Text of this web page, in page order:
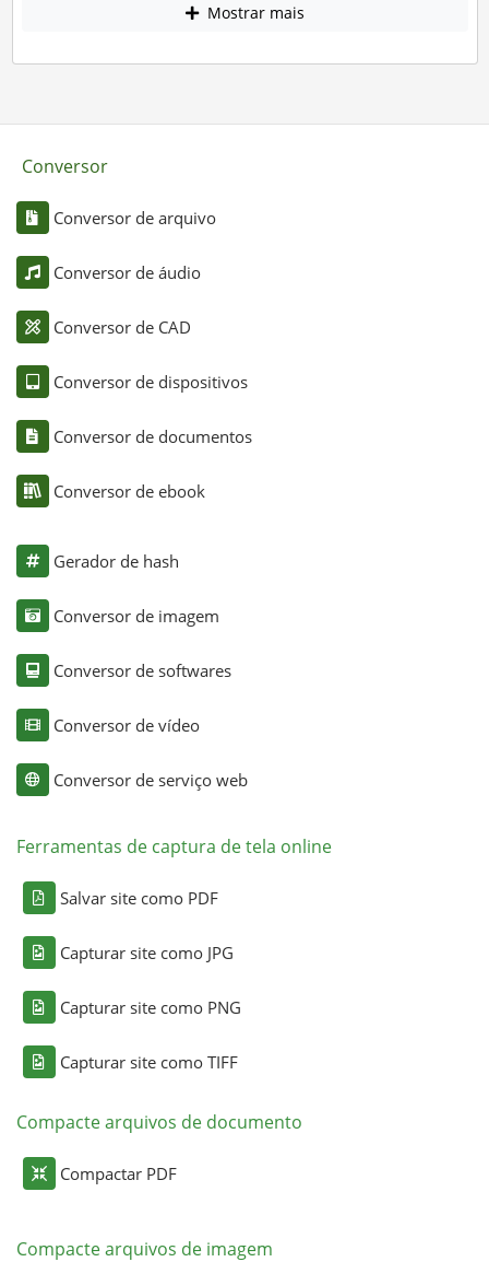
Mostrar mais
Conversor
Conversor de arquivo
Conversor de áudio
Conversor de CAD
Conversor de dispositivos
Conversor de documentos
Conversor de ebook
Gerador de hash
Conversor de imagem
Conversor de softwares
Conversor de vídeo
Conversor de serviço web
Ferramentas de captura de tela online
Salvar site como PDF
Capturar site como JPG
Capturar site como PNG
Capturar site como TIFF
Compacte arquivos de documento
Compactar PDF
Compacte arquivos de imagem